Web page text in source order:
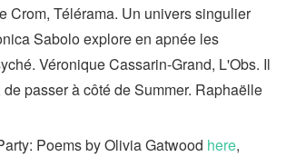
Crom, Télérama. Un univers singulier
Sabolo explore en apnée les
Véronique Cassarin-Grand, L'Obs. Il
passer à côté de Summer. Raphaëlle
Poems by Olivia Gatwood here,